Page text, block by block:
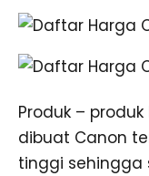
Produk – produk
dibuat Canon
tinggi sehingga